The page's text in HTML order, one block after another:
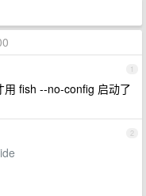
1
fish --no-config 启动了
2